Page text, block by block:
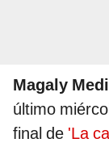
Magaly
último
final de 'La